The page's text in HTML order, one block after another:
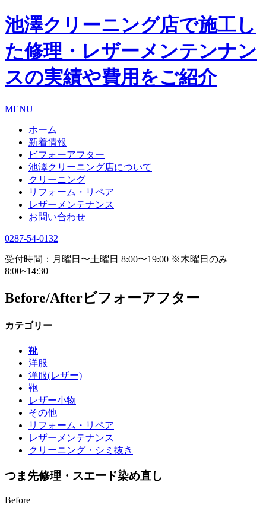
池澤クリーニング店で施工し
た修理・レザーメンテンナン
スの実績や費用をご紹介
MENU
ホーム
新着情報
ビフォーアフター
池澤クリーニング店について
クリーニング
リフォーム・リペア
レザーメンテナンス
お問い合わせ
0287-54-0132
受付時間：月曜日〜土曜日 8:00〜19:00 ※木曜日のみ
8:00~14:30
Before/Afterビフォーアフター
カテゴリー
靴
洋服
洋服(レザー)
鞄
レザー小物
その他
リフォーム・リペア
レザーメンテナンス
クリーニング・シミ抜き
つま先修理・スエード染め直し
Before